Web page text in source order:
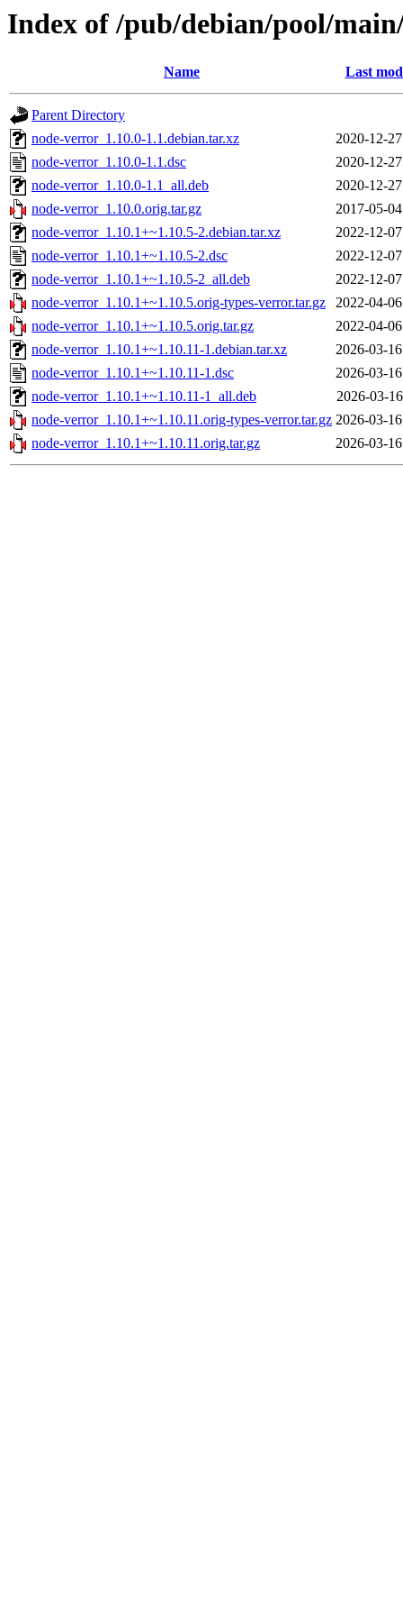
Index of /pub/debian/pool/
Name Last
Parent Directory
node-verror_1.10.0-1.1.debian.tar.xz
2020-12-
node-verror_1.10.0-1.1.dsc
2020-12-
node-verror_1.10.0-1.1_all.deb
2020-12-
node-verror_1.10.0.orig.tar.gz
2017-05-
node-verror_1.10.1+~1.10.5-2.debian.tar.xz
2022-12-
node-verror_1.10.1+~1.10.5-2.dsc
2022-12-
node-verror_1.10.1+~1.10.5-2_all.deb
2022-12-
node-verror_1.10.1+~1.10.5.orig-types-verror.tar.gz
2022-04-
node-verror_1.10.1+~1.10.5.orig.tar.gz
2022-04-
node-verror_1.10.1+~1.10.11-1.debian.tar.xz
2026-03-
node-verror_1.10.1+~1.10.11-1.dsc
2026-03-
node-verror_1.10.1+~1.10.11-1_all.deb
2026-03-
node-verror_1.10.1+~1.10.11.orig-types-verror.tar.gz 2026-03-
node-verror_1.10.1+~1.10.11.orig.tar.gz
2026-03-